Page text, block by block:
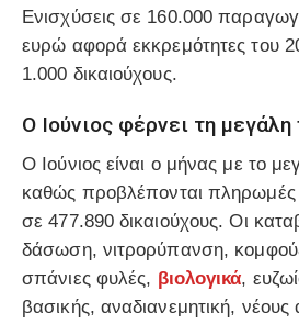
Ενισχύσεις σε 160.000
ευρώ αφορά εκκρεμότητες του
1.000 δικαιούχους.
Ο Ιούνιος φέρνει τη
Ο Ιούνιος είναι ο μήνας με το
καθώς προβλέπονται
σε 477.890 δικαιούχους. Οι
δάσωση, νιτρορύπανση,
σπάνιες φυλές, βιολογικά,
βασικής, αναδιανεμητική, νέους